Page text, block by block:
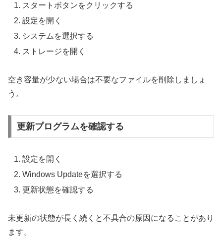
スタートボタンをクリックする
設定を開く
システムを選択する
ストレージを開く
空き容量が少ない場合は不要なファイルを削除しましょ
う。
更新プログラムを確認する
設定を開く
Windows Updateを選択する
更新状態を確認する
未更新の状態が長く続くと不具合の原因になることがあり
ます。